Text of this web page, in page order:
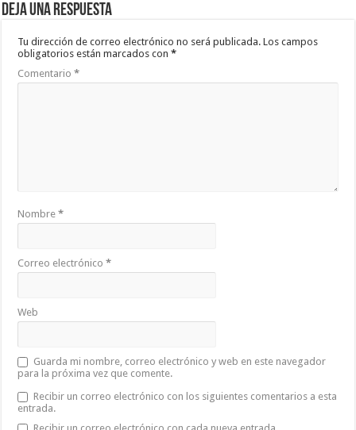
Deja una respuesta
Tu dirección de correo electrónico no será publicada. Los campos
obligatorios están marcados con*
Comentario*
Nombre*
Correo electrónico*
Web
Guarda mi nombre, correo electrónico y web en este navegador
para la próxima vez que comente.
Recibir un correo electrónico con los siguientes comentarios a esta
entrada.